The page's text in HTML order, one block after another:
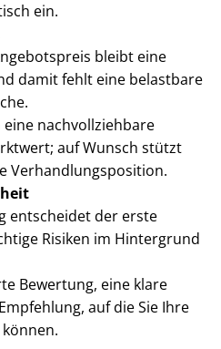
ein.
bleibt eine
damit fehlt eine belastbare
eine nach­voll­zieh­ba­re
auf Wunsch stützt
Ver­hand­lungs­po­si­ti­on.
entscheidet der erste
Risiken im Hintergrund
Bewertung, eine klare
auf die Sie Ihre